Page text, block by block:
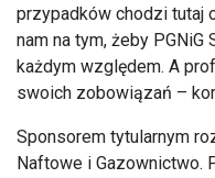
przypadków chodzi tutaj
nam na tym, żeby PGNiG
każdym względem. A
swoich zobowiązań –
Sponsorem tytularnym
Naftowe i Gazownictwo.